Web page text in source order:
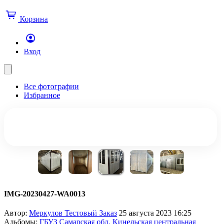
Корзина
Вход
Все фотографии
Избранное
IMG-20230427-WA0013
Автор: Меркулов Тестовый Заказ 25 августа 2023 16:25
Альбомы: ГБУЗ Самарская обл. Кинельская центральная